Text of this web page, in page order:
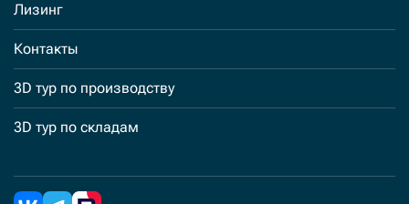
Лизинг
Контакты
3D тур по производству
3D тур по складам